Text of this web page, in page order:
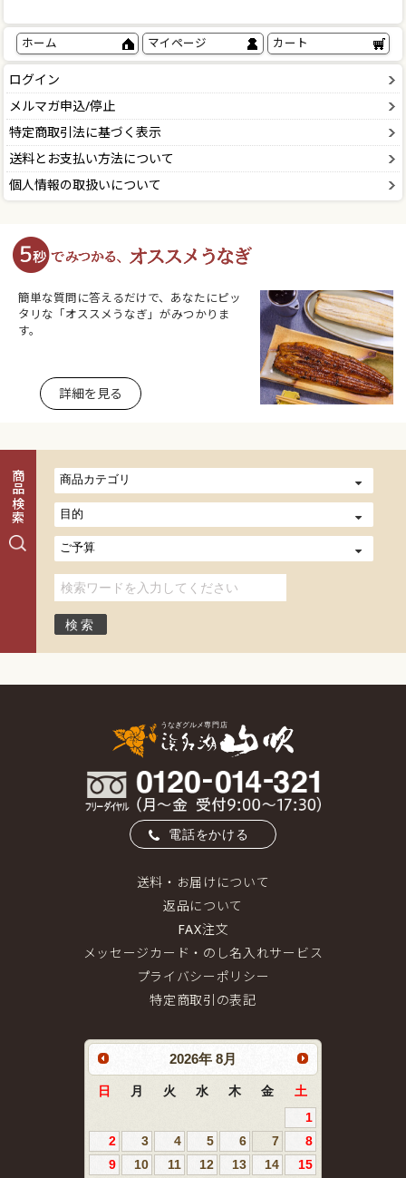
ホーム マイページ カート
ログイン
メルマガ申込/停止
特定商取引法に基づく表示
送料とお支払い方法について
個人情報の取扱いについて
簡単な質問に答えるだけで、あなたにピッ
タリな「オススメうなぎ」がみつかりま
す。
詳細を見る
商品検索
電話をかける
送料・お届けについて
返品について
FAX注文
メッセージカード・のし名入れサービス
プライバシーポリシー
特定商取引の表記
2026年 8月
日 月 火 水 木 金
土
1
2
3 4 5 6 7
8
9
10 11 12 13 14 15